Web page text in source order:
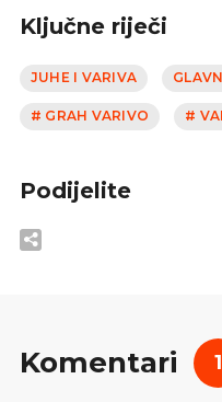
Ključne riječi
JUHE I VARIVA
# GRAH VARIVO #
Podijelite
Komentari 1